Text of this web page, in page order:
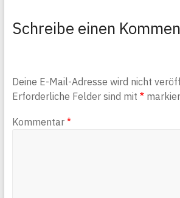
Schreibe einen
Deine E-Mail-Adresse wird nicht
Erforderliche Felder sind mit *
Kommentar *